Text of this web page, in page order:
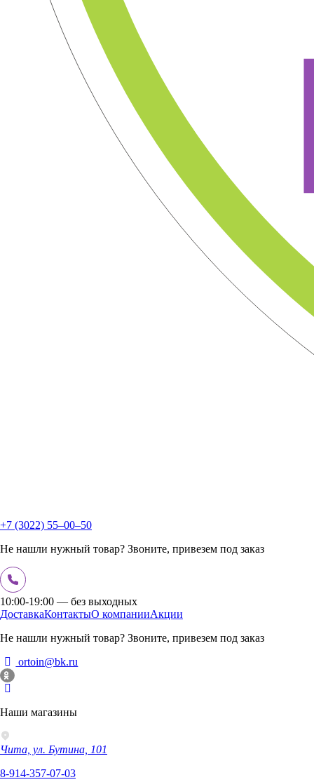
+7 (3022) 55‒00‒50
Не нашли нужный товар? Звоните, привезем под заказ
10:00-19:00 — без выходных
ДоставкаКонтактыО компанииАкции
Не нашли нужный товар? Звоните, привезем под заказ
ortoin@bk.ru
Наши магазины
Чита, ул. Бутина, 101
8-914-357-07-03